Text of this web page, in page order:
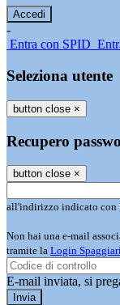
-
Entra con SPID
Seleziona utente
button close ×
Recupero
button close ×
all'indirizzo indicato con
Non hai una e-mail
tramite la Login
E-mail inviata, si